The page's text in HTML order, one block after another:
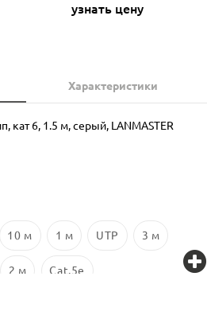
узнать цену
Характеристики
кат 6, 1.5 м, серый, LANMASTER
10 м 1 м UTP 3 м
2 м Cat.5e